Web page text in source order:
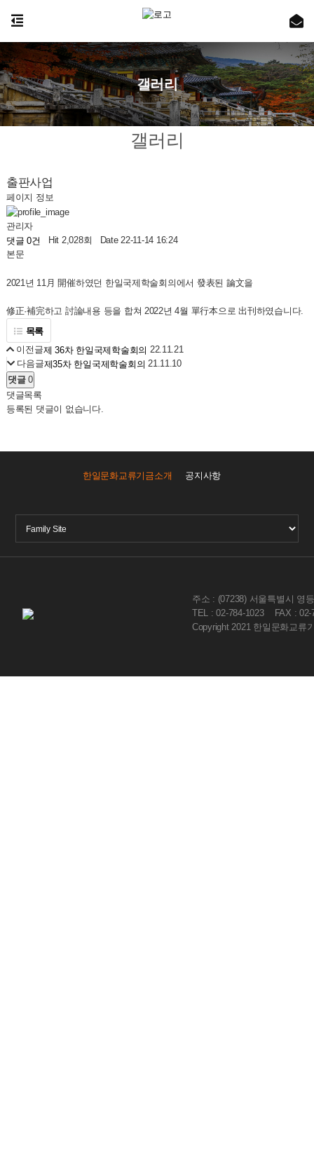
갤러리
갤러리
출판사업
페이지 정보
관리자
댓글 0건
Hit 2,028회
Date 22-11-14 16:24
본문
2021년 11月 開催하였던 한일국제학술회의에서 發表된 論文을
修正·補完하고 討論내용 등을 합쳐 2022년 4월 單行本으로 出刊하였습니다.
목록
이전글제 36차 한일국제학술회의 22.11.21
다음글제35차 한일국제학술회의 21.11.10
댓글0
댓글목록
등록된 댓글이 없습니다.
한일문화교류기금소개 공지사항
주소 : (07238) 서울특별시 영
TEL : 02-784-1023
FAX :
Copyright 2021 한일문화교류